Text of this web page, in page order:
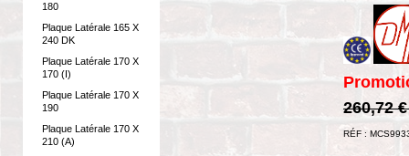
180
Plaque Latérale 165 X
240 DK
Plaque Latérale 170 X
170 (I)
Plaque Latérale 170 X
190
Plaque Latérale 170 X
210 (A)
260,72
RÉF :